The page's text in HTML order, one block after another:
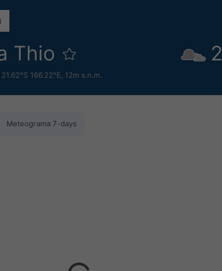
Thio
21.62°S 166.22°E, 12m s.n.m.
Meteograma 7-days